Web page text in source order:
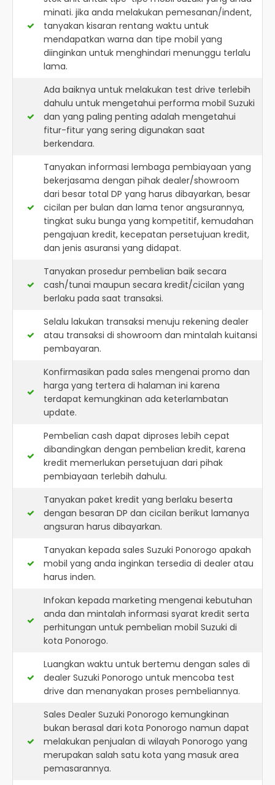
minati. jika anda melakukan pemesanan/indent,
tanyakan kisaran rentang waktu untuk
mendapatkan warna dan tipe mobil yang
diinginkan untuk menghindari menunggu terlalu
lama.
Ada baiknya untuk melakukan test drive terlebih
dahulu untuk mengetahui performa mobil Suzuki
dan yang paling penting adalah mengetahui
fitur-fitur yang sering digunakan saat
berkendara.
Tanyakan informasi lembaga pembiayaan yang
bekerjasama dengan pihak dealer/showroom
dari besar total DP yang harus dibayarkan, besar
cicilan per bulan dan lama tenor angsurannya,
tingkat suku bunga yang kompetitif, kemudahan
pengajuan kredit, kecepatan persetujuan kredit,
dan jenis asuransi yang didapat.
Tanyakan prosedur pembelian baik secara
cash/tunai maupun secara kredit/cicilan yang
berlaku pada saat transaksi.
Selalu lakukan transaksi menuju rekening dealer
atau transaksi di showroom dan mintalah kuitansi
pembayaran.
Konfirmasikan pada sales mengenai promo dan
harga yang tertera di halaman ini karena
terdapat kemungkinan ada keterlambatan
update.
Pembelian cash dapat diproses lebih cepat
dibandingkan dengan pembelian kredit, karena
kredit memerlukan persetujuan dari pihak
pembiayaan terlebih dahulu.
Tanyakan paket kredit yang berlaku beserta
dengan besaran DP dan cicilan berikut lamanya
angsuran harus dibayarkan.
Tanyakan kepada sales Suzuki Ponorogo apakah
mobil yang anda inginkan tersedia di dealer atau
harus inden.
Infokan kepada marketing mengenai kebutuhan
anda dan mintalah informasi syarat kredit serta
perhitungan untuk pembelian mobil Suzuki di
kota Ponorogo.
Luangkan waktu untuk bertemu dengan sales di
dealer Suzuki Ponorogo untuk mencoba test
drive dan menanyakan proses pembeliannya.
Sales Dealer Suzuki Ponorogo kemungkinan
bukan berasal dari kota Ponorogo namun dapat
melakukan penjualan di wilayah Ponorogo yang
merupakan salah satu kota yang masuk area
pemasarannya.